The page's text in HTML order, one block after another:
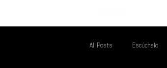
All Posts Escúchalo